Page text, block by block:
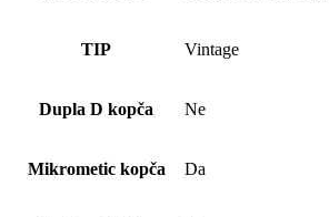
TIP Vintage
Dupla D kopča Ne
Mikrometic kopča Da